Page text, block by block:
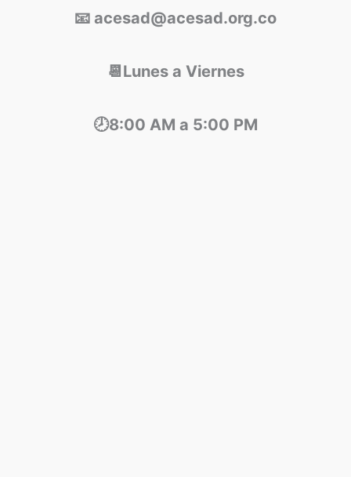
📧 acesad@acesad.org.co
📆Lunes a Viernes
🕗8:00 AM a 5:00 PM